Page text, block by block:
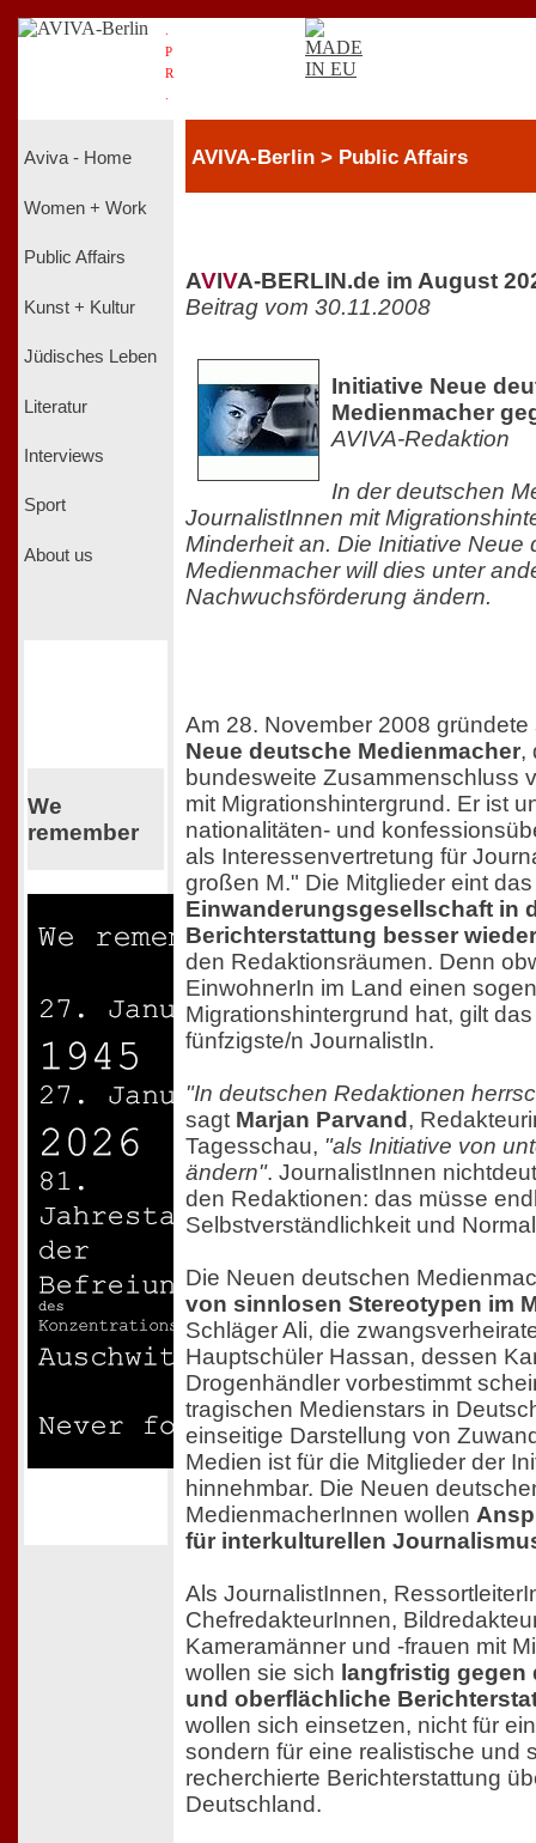
P
R
Aviva - Home
Women + Work
Public Affairs
Kunst + Kultur
Jüdisches Leben
Literatur
Interviews
Sport
About us
We
remember
AVIVA-Berlin > Public Affairs
AVIVA-BERLIN.de im August
Beitrag vom 30.11.2008
Initiative Neue
Medienmacher
AVIVA-Redaktion
In der deutschen
JournalistInnen mit
Minderheit an. Die Initiative Neue
Medienmacher will dies unter
Nachwuchsförderung ändern.
Am 28. November 2008
Neue deutsche Medienmacher,
bundesweite Zusammenschluss
mit Migrationshintergrund. Er ist
nationalitäten- und
als Interessenvertretung für
großen M." Die Mitglieder eint
Einwanderungsgesellschaft in
Berichterstattung besser
den Redaktionsräumen. Denn
EinwohnerIn im Land einen
Migrationshintergrund hat, gilt
fünfzigste/n JournalistIn.
"In deutschen Redaktionen
sagt Marjan Parvand ,
Tagesschau, "als Initiative von
ändern". JournalistInnen
den Redaktionen: das müsse
Selbstverständlichkeit und
Die Neuen deutschen
von sinnlosen Stereotypen im
Schläger Ali, die
Hauptschüler Hassan, dessen
Drogenhändler vorbestimmt
tragischen Medienstars in
einseitige Darstellung von
Medien ist für die Mitglieder der
hinnehmbar. Die Neuen
MedienmacherInnen wollen
für interkulturellen
Als JournalistInnen,
ChefredakteurInnen,
Kameramänner und -frauen mit
wollen sie sich langfristig
und oberflächliche
wollen sich einsetzen, nicht für
sondern für eine realistische und
recherchierte Berichterstattung
Deutschland.